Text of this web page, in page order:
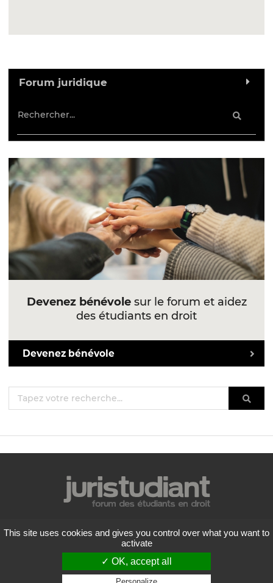
Forum juridique
Devenez bénévolesur le forum et aidez
des étudiants en droit
Devenez bénévole
Mentions légales
Politique de confidentialité
Conditions générales d'utilisation
Liste des forums
This site uses cookies and gives you control over what you want to
activate
✓ OK, accept all